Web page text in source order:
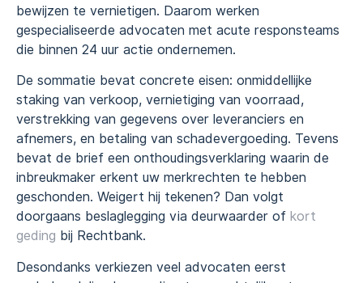
bewijzen te vernietigen. Daarom werken
gespecialiseerde advocaten met acute responsteams
die binnen 24 uur actie ondernemen.
De sommatie bevat concrete eisen: onmiddellijke
staking van verkoop, vernietiging van voorraad,
verstrekking van gegevens over leveranciers en
afnemers, en betaling van schadevergoeding. Tevens
bevat de brief een onthoudingsverklaring waarin de
inbreukmaker erkent uw merkrechten te hebben
geschonden. Weigert hij tekenen? Dan volgt
doorgaans beslaglegging via deurwaarder of kort
geding bij Rechtbank.
Desondanks verkiezen veel advocaten eerst